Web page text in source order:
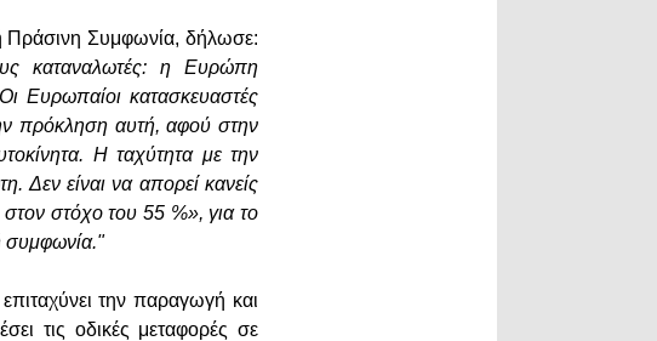
Πράσινη Συμφωνία, δήλωσε:
καταναλωτές: η Ευρώπη
Ευρωπαίοι κατασκευαστές
πρόκληση αυτή, αφού στην
Η ταχύτητα με την
Δεν είναι να απορεί κανείς
στόχο του 55 %», για το
συμφωνία."
την παραγωγή και
τις οδικές μεταφορές σε